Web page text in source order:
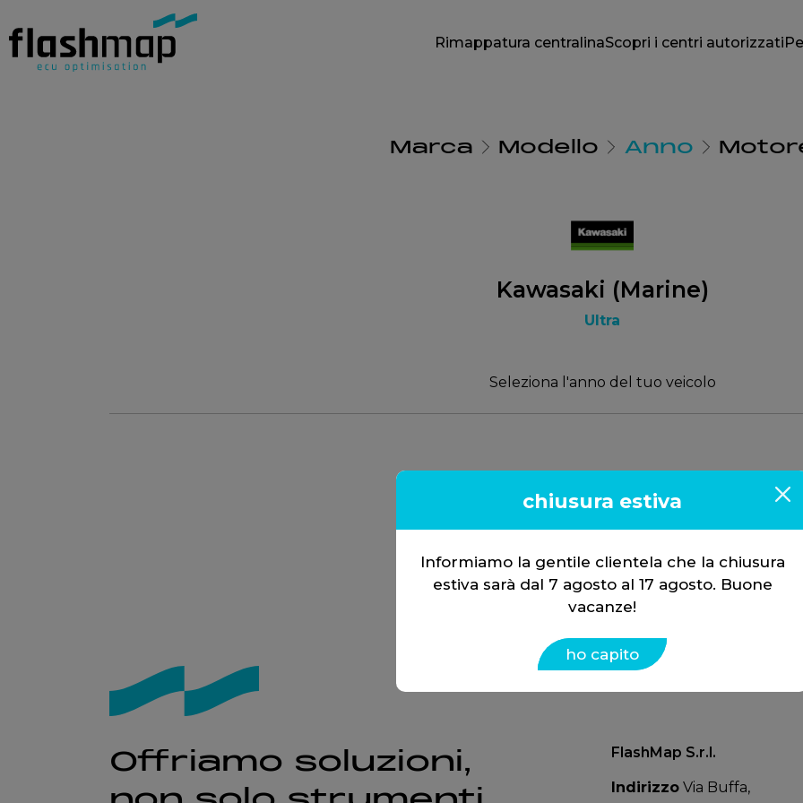
Rimappatura centralinaScopri i centri autorizzati
Marca Modello Anno
Kawasaki (Marine)
Ultra
Seleziona l'anno del tuo veicolo
2007
Offriamo soluzioni,
FlashMap S.r.l.
IndirizzoVia Buffa,
chiusura estiva
Informiamo la gentile clientela che la chiusura
estiva sarà dal 7 agosto al 17 agosto. Buone
vacanze!
ho capito